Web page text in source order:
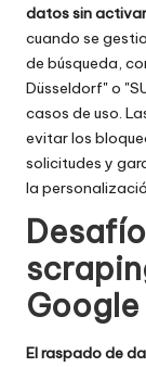
datos sin
cuando se
de búsqueda,
Düsseldorf" o
casos de uso.
evitar los
solicitudes y
la
El raspado de